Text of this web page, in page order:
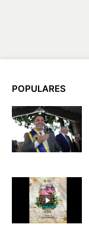
POPULARES